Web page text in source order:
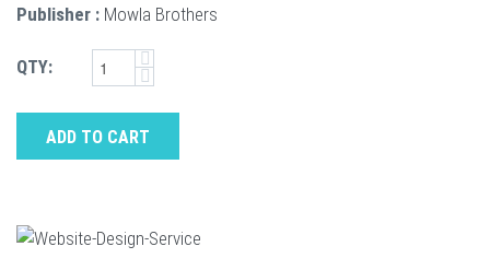
Publisher : Mowla Brothers
QTY:
ADD TO CART